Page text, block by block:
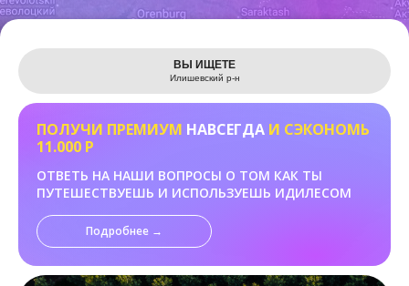
Leaflet
ВЫ ИЩЕТЕ
Илишевский р-н
ПОЛУЧИ ПРЕМИУМ НАВСЕГДА И СЭКОНОМЬ
11.000 Р
ОТВЕТЬ НА НАШИ ВОПРОСЫ О ТОМ КАК ТЫ
ПУТЕШЕСТВУЕШЬ И ИСПОЛЬЗУЕШЬ ИДИЛЕСОМ
Подробнее →